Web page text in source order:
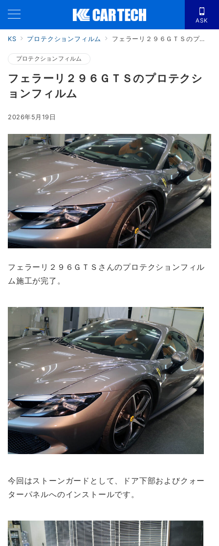
ASK
KS プロテクションフィルム フェラーリ２９６ＧＴＳのプロテクションフィルム
プロテクションフィルム
フェラーリ２９６ＧＴＳのプロテクシ
ョンフィルム
2026年5月19日
フェラーリ２９６ＧＴＳさんのプロテクションフィル
ム施工が完了。
今回はストーンガードとして、ドア下部およびクォー
ターパネルへのインストールです。